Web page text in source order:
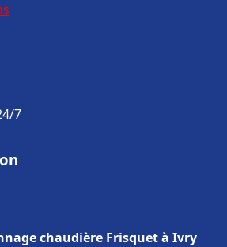
7
chaudière Frisquet à Ivry